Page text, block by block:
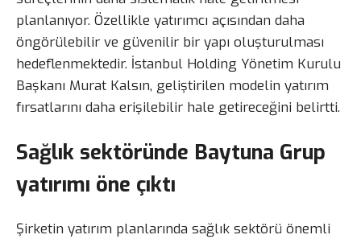
planlanıyor. Özellikle yatırımcı açısından daha
öngörülebilir ve güvenilir bir yapı oluşturulması
hedeflenmektedir. İstanbul Holding Yönetim Kurulu
Başkanı Murat Kalsın, geliştirilen modelin yatırım
fırsatlarını daha erişilebilir hale getireceğini belirtti.
Sağlık sektöründe Baytuna Grup
yatırımı öne çıktı
Şirketin yatırım planlarında sağlık sektörü önemli